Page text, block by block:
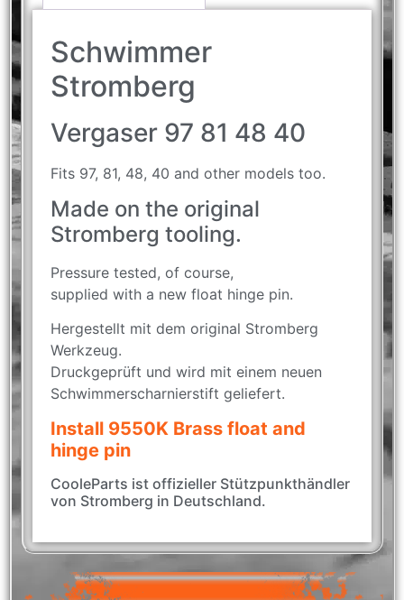
Schwimmer
Stromberg
Vergaser 97 81 48 40
Fits 97, 81, 48, 40 and other models too.
Made on the original
Stromberg tooling.
Pressure tested, of course,
supplied with a new float hinge pin.
Hergestellt mit dem original Stromberg
Werkzeug.
Druckgeprüft und wird mit einem neuen
Schwimmerscharnierstift geliefert.
Install 9550K Brass float and
hinge pin
CooleParts ist offizieller Stützpunkthändler
von Stromberg in Deutschland.